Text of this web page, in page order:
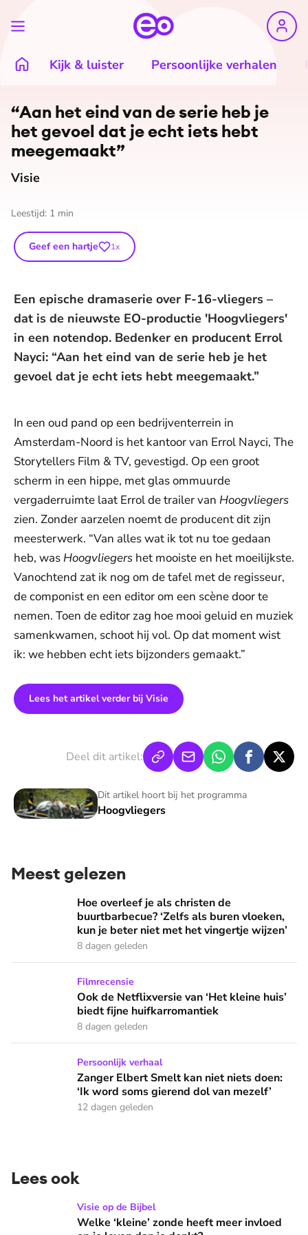
Kijk & luister Persoonlijke verhalen
“Aan het eind van de serie heb je
het gevoel dat je echt iets hebt
meegemaakt”
Visie
Leestijd: 1 min
Geef een hartje 1x
Een epische dramaserie over F-16-vliegers –
dat is de nieuwste EO-productie 'Hoogvliegers'
in een notendop. Bedenker en producent Errol
Nayci: “Aan het eind van de serie heb je het
gevoel dat je echt iets hebt meegemaakt.”
In een oud pand op een bedrijventerrein in
Amsterdam-Noord is het kantoor van Errol Nayci, The
Storytellers Film & TV, gevestigd. Op een groot
scherm in een hippe, met glas ommuurde
vergaderruimte laat Errol de trailer van Hoogvliegers
zien. Zonder aarzelen noemt de producent dit zijn
meesterwerk. “Van alles wat ik tot nu toe gedaan
heb, was Hoogvliegers het mooiste en het moeilijkste.
Vanochtend zat ik nog om de tafel met de regisseur,
de componist en een editor om een scène door te
nemen. Toen de editor zag hoe mooi geluid en muziek
samenkwamen, schoot hij vol. Op dat moment wist
ik: we hebben echt iets bijzonders gemaakt.”
Lees het artikel verder bij Visie
Deel dit artikel:
Dit artikel hoort bij het programma
Hoogvliegers
Hoogvliegers
Meest gelezen
Hoe overleef je als christen de buurtbarbecue? ‘Zelfs als
Hoe overleef je als christen de
buurtbarbecue? ‘Zelfs als buren vloeken,
kun je beter niet met het vingertje wijzen’
8 dagen geleden
Ook de Netflixversie van ‘Het kleine huis’ biedt fijne
Filmrecensie
Ook de Netflixversie van ‘Het kleine huis’
biedt fijne huifkarromantiek
8 dagen geleden
Zanger Elbert Smelt kan niet niets doen: ‘Ik word soms
Persoonlijk verhaal
Zanger Elbert Smelt kan niet niets doen:
‘Ik word soms gierend dol van mezelf’
12 dagen geleden
Lees ook
Welke ‘kleine’ zonde heeft meer invloed op je leven dan je
Visie op de Bijbel
Welke ‘kleine’ zonde heeft meer invloed